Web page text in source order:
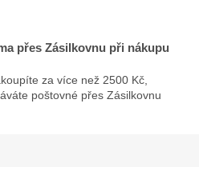
přes Zásilkovnu při nákupu
za více než 2500 Kč,
poštovné přes Zásilkovnu